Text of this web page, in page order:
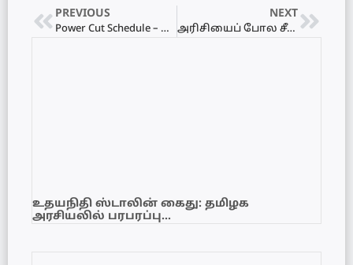
PREVIOUS
Power Cut Schedule – மின்வெட்டு அட்டவணை 12.06.2022
NEXT
அரிசியைப் போல சீனிக்கும் விரைவில் கட்டுப்பாட்டு விலை- மீறினால் தண்டனை
உதயநிதி ஸ்டாலின் கைது: தமிழக
அரசியலில் பரபரப்பு…